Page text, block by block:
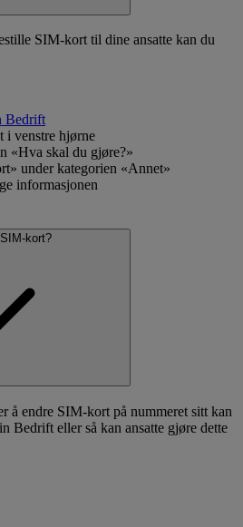
SIM-kort til dine ansatte kan du
Bedrift
i venstre hjørne
«Hva skal du gjøre?»
under kategorien «Annet»
informasjonen
kort?
å endre SIM-kort på nummeret sitt kan
Bedrift eller så kan ansatte gjøre dette